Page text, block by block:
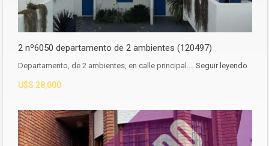
2 nº6050 departamento de 2 ambientes (120497)
Departamento, de 2 ambientes, en calle principal.… Seguir leyendo
U$S 28,000